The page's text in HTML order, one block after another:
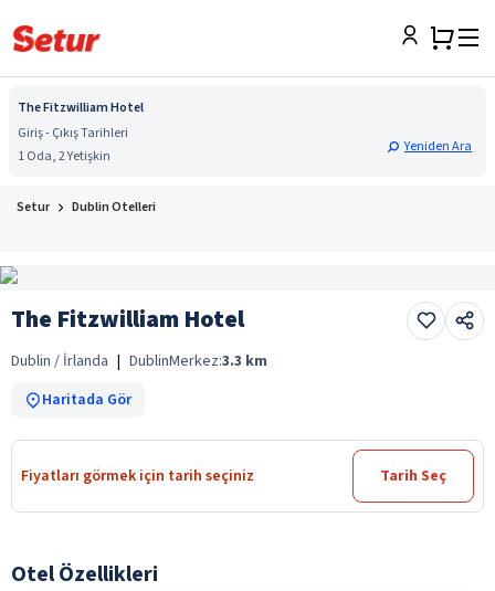
The Fitzwilliam Hotel
Giriş - Çıkış Tarihleri
1 Oda, 2 Yetişkin
Yeniden Ara
Setur Dublin Otelleri
The Fitzwilliam Hotel
Dublin / İrlanda | DublinMerkez:3.3 km
Haritada Gör
Fiyatları görmek için tarih seçiniz Tarih Seç
Otel Özellikleri